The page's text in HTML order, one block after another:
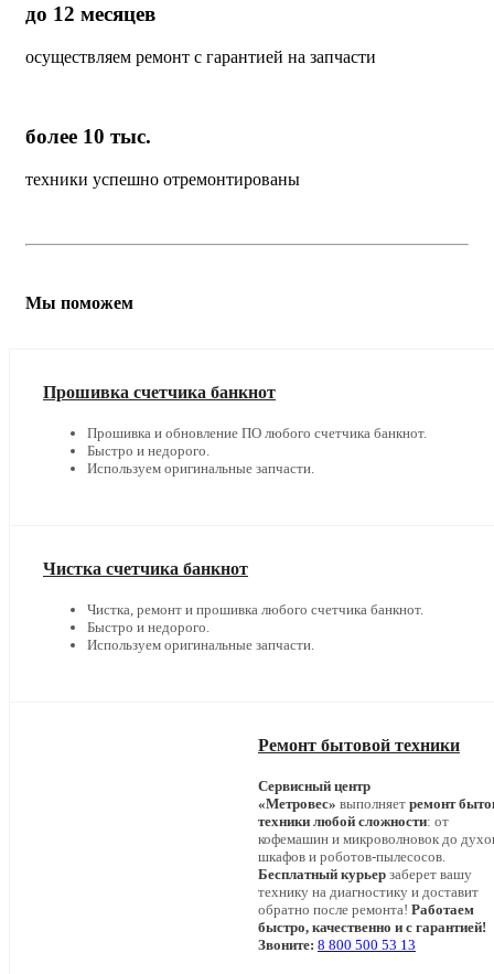
до 12 месяцев
осуществляем ремонт с гарантией на запчасти
более 10 тыс.
техники успешно отремонтированы
Мы поможем
Прошивка счетчика банкнот
Прошивка и обновление ПО любого счетчика банкнот.
Быстро и недорого.
Используем оригинальные запчасти.
Чистка счетчика банкнот
Чистка, ремонт и прошивка любого счетчика банкнот.
Быстро и недорого.
Используем оригинальные запчасти.
Ремонт бытовой техники
Сервисный центр
«Метровес» выполняет ремонт
техники любой сложности: от
кофемашин и микроволновок до
шкафов и роботов-пылесосов.
Бесплатный курьер заберет вашу
технику на диагностику и доставит
обратно после ремонта! Работаем
быстро, качественно и с гарантией!
Звоните: 8 800 500 53 13